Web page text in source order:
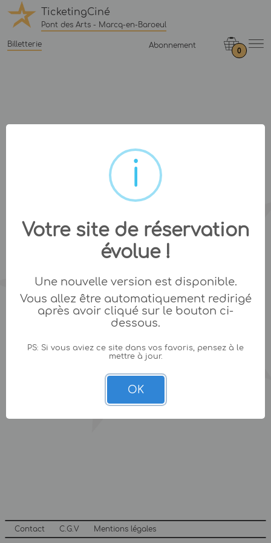
TicketingCiné
Pont des Arts - Marcq-en-Baroeul
Billetterie Abonnement
0
Contact C.G.V Mentions légales
Votre site de réservation
évolue !
Une nouvelle version est disponible.
Vous allez être automatiquement redirigé
après avoir cliqué sur le bouton ci-
dessous.
PS: Si vous aviez ce site dans vos favoris, pensez à le
mettre à jour.
OK